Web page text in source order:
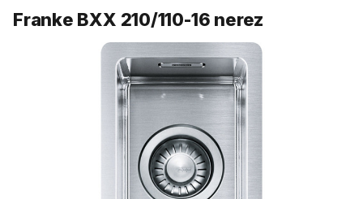
Franke BXX 210/110-16 nerez